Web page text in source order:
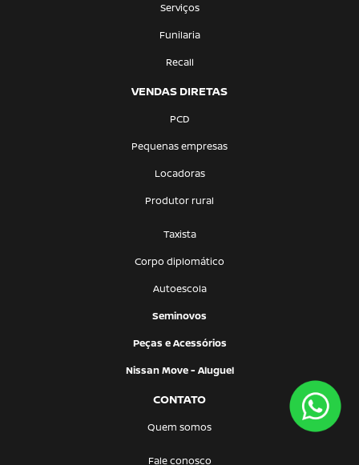
Serviços
Funilaria
Recall
VENDAS DIRETAS
PCD
Pequenas empresas
Locadoras
Produtor rural
Taxista
Corpo diplomático
Autoescola
Seminovos
Peças e Acessórios
Nissan Move - Aluguel
CONTATO
Quem somos
Fale conosco